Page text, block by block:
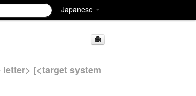
Japanese
letter> [<target system